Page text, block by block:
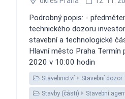
Podrobný popis: -
technického dozoru
stavební a technologické
Hlavní město Praha Termín
2020 v 10:00 hodin
Stavebnictví Stavební dozor
Stavby (části) Stavební